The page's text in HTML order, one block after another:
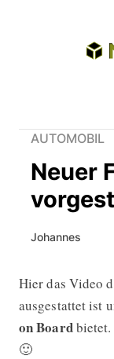
AUTOMOBIL
Neuer
Johannes
Neuer
Hier das Video
ausgestattet ist
on Boardbietet.
🙂